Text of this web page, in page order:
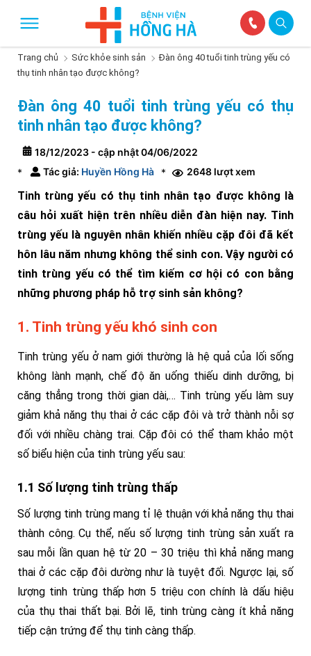
Trang chủ Sức khỏe sinh sản
Đàn ông 40 tuổi tinh trùng yếu có
thụ tinh nhân tạo được không?
Đàn ông 40 tuổi tinh trùng yếu có thụ
tinh nhân tạo được không?
18/12/2023 - cập nhật 04/06/2022
*
Tác giả: Huyền Hồng Hà * 2648 lượt xem
Tinh trùng yếu có thụ tinh nhân tạo được không là
câu hỏi xuất hiện trên nhiều diễn đàn hiện nay. Tinh
trùng yếu là nguyên nhân khiến nhiều cặp đôi đã kết
hôn lâu năm nhưng không thể sinh con. Vậy người có
tinh trùng yếu có thể tìm kiếm cơ hội có con bằng
những phương pháp hỗ trợ sinh sản không?
1. Tinh trùng yếu khó sinh con
Tinh trùng yếu ở nam giới thường là hệ quả của lối sống
không lành mạnh, chế độ ăn uống thiếu dinh dưỡng, bị
căng thẳng trong thời gian dài,… Tinh trùng yếu làm suy
giảm khả năng thụ thai ở các cặp đôi và trở thành nỗi sợ
đối với nhiều chàng trai. Cặp đôi có thể tham khảo một
số biểu hiện của tinh trùng yếu sau:
1.1 Số lượng tinh trùng thấp
Số lượng tinh trùng mang tỉ lệ thuận với khả năng thụ thai
thành công. Cụ thể, nếu số lượng tinh trùng sản xuất ra
sau mỗi lần quan hệ từ 20 – 30 triệu thì khả năng mang
thai ở các cặp đôi dường như là tuyệt đối. Ngược lại, số
lượng tinh trùng thấp hơn 5 triệu con chính là dấu hiệu
của thụ thai thất bại. Bởi lẽ, tinh trùng càng ít khả năng
tiếp cận trứng để thụ tinh càng thấp.